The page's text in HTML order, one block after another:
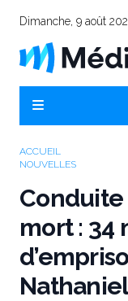
Dimanche, 9 août
ACCUEIL
NOUVELLES
Conduite
mort : 34